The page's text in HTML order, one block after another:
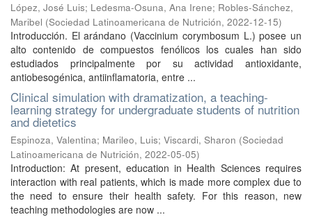
López, José Luis; Ledesma-Osuna, Ana Irene; Robles-Sánchez,
Maribel (Sociedad Latinoamericana de Nutrición, 2022-12-15)
Introducción. El arándano (Vaccinium corymbosum L.) posee un
alto contenido de compuestos fenólicos los cuales han sido
estudiados principalmente por su actividad antioxidante,
antiobesogénica, antiinflamatoria, entre ...
Clinical simulation with dramatization, a teaching-
learning strategy for undergraduate students of nutrition
and dietetics
Espinoza, Valentina; Marileo, Luis; Viscardi, Sharon (Sociedad
Latinoamericana de Nutrición, 2022-05-05)
Introduction: At present, education in Health Sciences requires
interaction with real patients, which is made more complex due to
the need to ensure their health safety. For this reason, new
teaching methodologies are now ...